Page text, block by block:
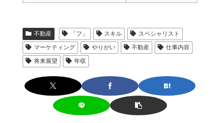
不動産 「フ」 スキル
スペシャリスト
マーケティング
やりがい 不動産
仕事内容
将来展望
年収